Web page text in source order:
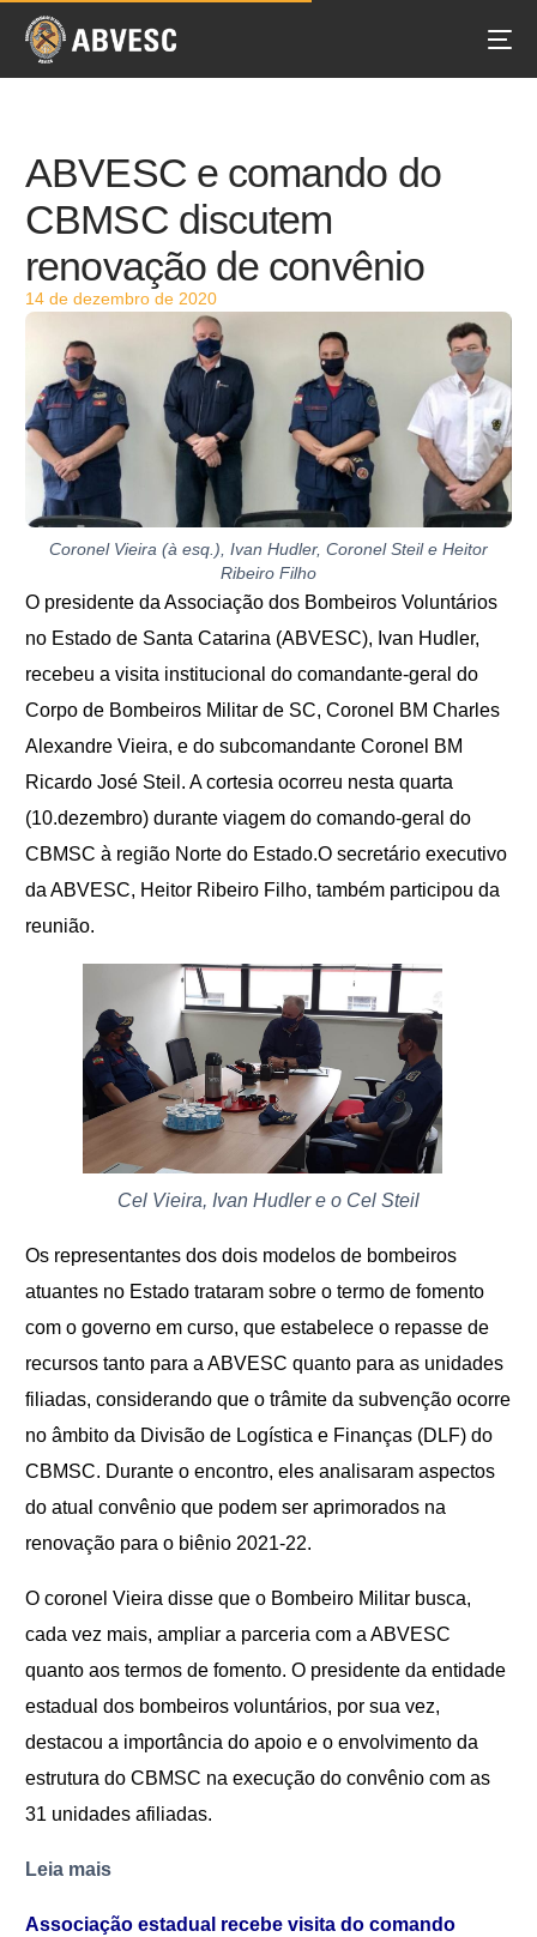
ABVESC e comando do
CBMSC discutem
renovação de convênio
14 de dezembro de 2020
Coronel Vieira (à esq.), Ivan Hudler, Coronel Steil e Heitor
Ribeiro Filho
O presidente da Associação dos Bombeiros Voluntários
no Estado de Santa Catarina (ABVESC), Ivan Hudler,
recebeu a visita institucional do comandante-geral do
Corpo de Bombeiros Militar de SC, Coronel BM Charles
Alexandre Vieira, e do subcomandante Coronel BM
Ricardo José Steil. A cortesia ocorreu nesta quarta
(10.dezembro) durante viagem do comando-geral do
CBMSC à região Norte do Estado.O secretário executivo
da ABVESC, Heitor Ribeiro Filho, também participou da
reunião.
Cel Vieira, Ivan Hudler e o Cel Steil
Os representantes dos dois modelos de bombeiros
atuantes no Estado trataram sobre o termo de fomento
com o governo em curso, que estabelece o repasse de
recursos tanto para a ABVESC quanto para as unidades
filiadas, considerando que o trâmite da subvenção ocorre
no âmbito da Divisão de Logística e Finanças (DLF) do
CBMSC. Durante o encontro, eles analisaram aspectos
do atual convênio que podem ser aprimorados na
renovação para o biênio 2021-22.
O coronel Vieira disse que o Bombeiro Militar busca,
cada vez mais, ampliar a parceria com a ABVESC
quanto aos termos de fomento. O presidente da entidade
estadual dos bombeiros voluntários, por sua vez,
destacou a importância do apoio e o envolvimento da
estrutura do CBMSC na execução do convênio com as
31 unidades afiliadas.
Leia mais
Associação estadual recebe visita do comando